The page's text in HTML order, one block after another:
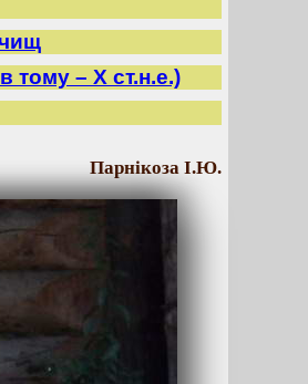
тому – X ст.н.е.)
Парнікоза І.Ю.